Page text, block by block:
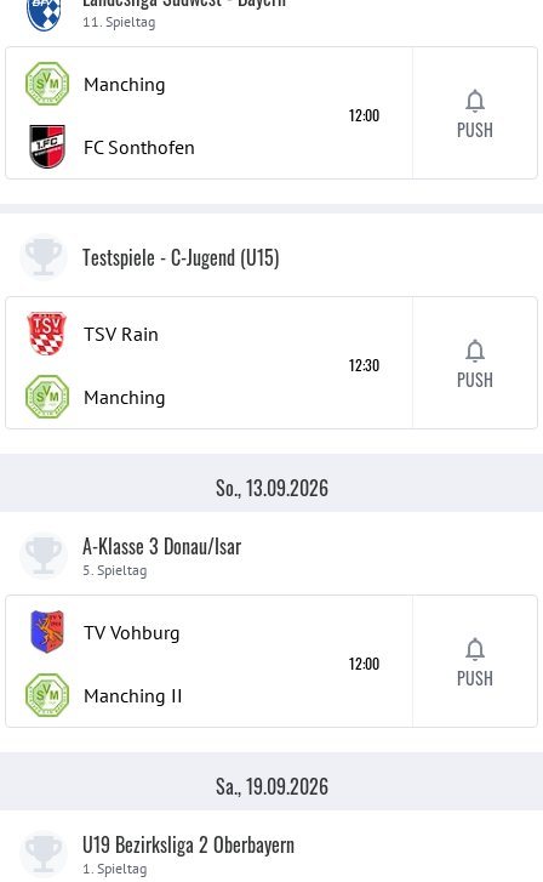
11. Spieltag
Manching
FC Sonthofen
12:00
PUSH
Testspiele - C-Jugend (U15)
TSV Rain
Manching
12:30
PUSH
So., 13.09.2026
A-Klasse 3 Donau/Isar
5. Spieltag
TV Vohburg
Manching II
12:00
PUSH
Sa., 19.09.2026
U19 Bezirksliga 2 Oberbayern
1. Spieltag